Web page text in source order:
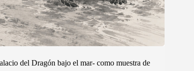
del Dragón bajo el mar- como muestra de